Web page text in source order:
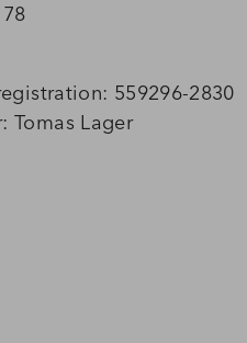
559296-2830
Tomas Lager